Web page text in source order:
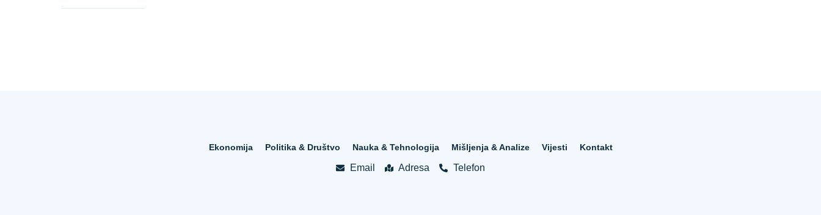
Ekonomija Politika & Društvo Nauka & Tehnologija Mišljenja & Analize Vijesti Kontakt
Email Adresa Telefon